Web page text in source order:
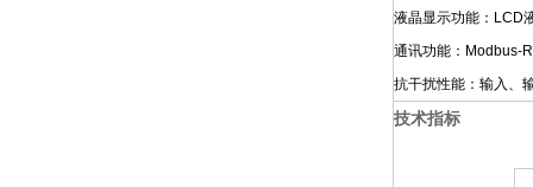
液晶显示功能：LCD
通讯功能：Modbus-
抗干扰性能：输入、
技术指标